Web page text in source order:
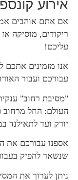
אירוע
אם אתם אוהבים
ריקודים, מוסיקה
עליכם!
אנו מזמינים אתכם
עבורכם ועבור
"מסיבת רחוב"
העולם: החל מרחוב
יורק ועד לתאילנד
אספנו עבורכם את
שנשאר להפיק
ניתן לערוך את